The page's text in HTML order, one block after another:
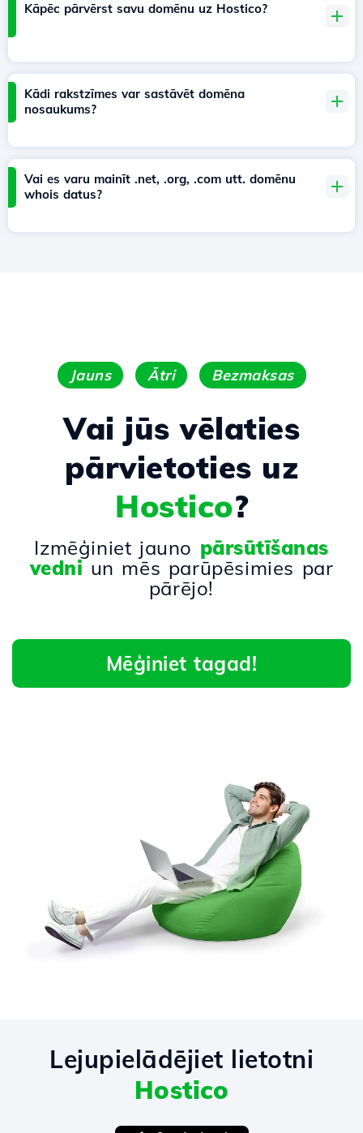
Kāpēc pārvērst savu domēnu uz Hostico?
Kādi rakstzīmes var sastāvēt domēna
nosaukums?
Vai es varu mainīt .net, .org, .com utt. domēnu
whois datus?
Jauns Ātri Bezmaksas
Vai jūs vēlaties
pārvietoties uz
Hostico?
Izmēģiniet jauno pārsūtīšanas
vedni un mēs parūpēsimies par
pārējo!
Mēģiniet tagad!
Lejupielādējiet lietotni
Hostico